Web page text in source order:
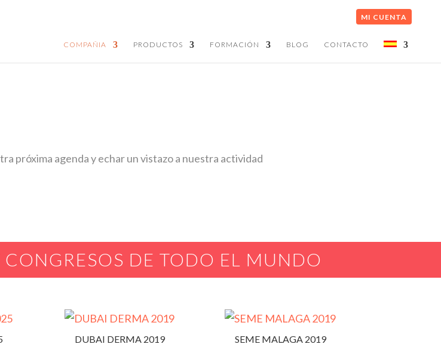
MI CUENTA
COMPAÑIA PRODUCTOS FORMACIÓN BLOG CONTACTO
próxima agenda y echar un vistazo a nuestra actividad
CONGRESOS DE TODO EL MUNDO
DUBAI DERMA 2019 SEME MALAGA 2019